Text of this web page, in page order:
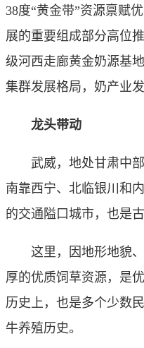
38度“黄金带”资源禀赋
展的重要组成部分高位
级河西走廊黄金奶源基
集群发展格局，奶产业发
龙头带动
武威，地处甘肃中部
南靠西宁、北临银川和
的交通隘口城市，也是
这里，因地形地貌、
厚的优质饲草资源，是
历史上，也是多个少数
牛养殖历史。